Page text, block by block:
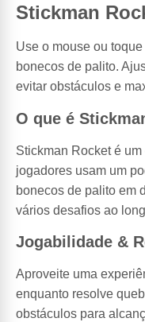
Stickman
Use o mouse ou
bonecos de palito.
evitar obstáculos e
O que é
Stickman Rocket é
jogadores usam um
bonecos de palito em
vários desafios ao
Jogabilidade &
Aproveite uma
enquanto resolve
obstáculos para